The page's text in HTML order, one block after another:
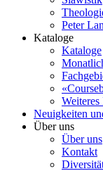
Peter
Kataloge
Kataloge
Neuigkeiten
Über uns
Über uns
Kontakt